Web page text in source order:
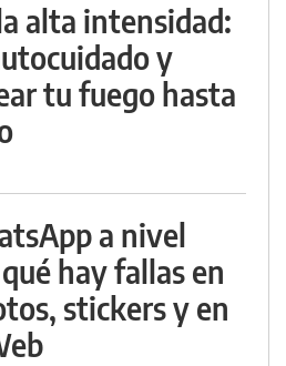
alta intensidad:
y
tu fuego hasta
a nivel
hay fallas en
stickers y en